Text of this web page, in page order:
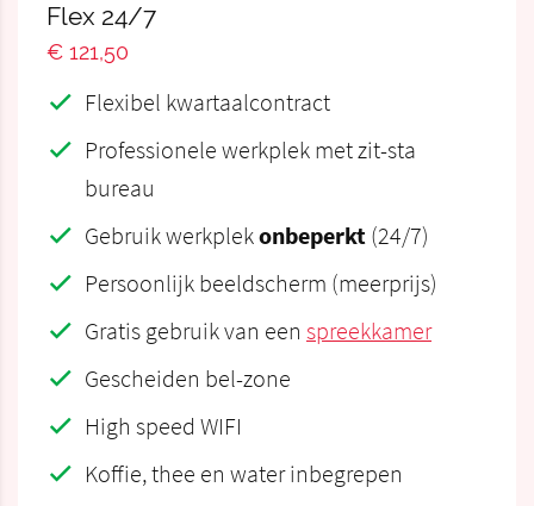
Flex 24/7
€ 121,50
Flexibel kwartaalcontract
Professionele werkplek met zit-sta
bureau
Gebruik werkplekonbeperkt (24/7)
Persoonlijk beeldscherm (meerprijs)
Gratis gebruik van een spreekkamer
Gescheiden bel-zone
High speed WIFI
Koffie, thee en water inbegrepen